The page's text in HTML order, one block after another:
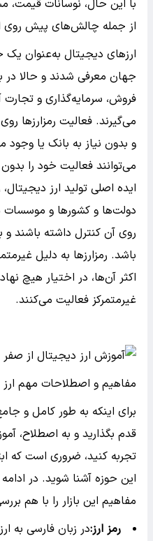
با این حال، نوسانات قیمت،
از جمله چالش‌های پیش روی
ارزهای دیجیتال به‌عنوان یک
جهان معرفی شدند و حالا در
فروش، سرمایه‌گذاری و تجارت
می‌گیرند. فعالیت رمزارزها
و بدون نیاز به بانک یا وجود
می‌توانند فعالیت خود را
ایده اصلی تولید ارز
دولت‌ها و کشورها و موسسات
روی آن کنترل داشته باشند
باشد. رمزارزها به دلیل
اکثر آن‌ها، در اختیار هیچ
غیرمتمرکز فعالیت می‌کنند.
مفاهیم و اصطلاحات مهم ارز
برای اینکه به طور کامل و
قدم بگذارید و به اصطلاح،
تجربه کنید، ضروری است که
این حوزه آشنا شوید. در
مفاهیم این بازار را با هم
رمز ارز:در زبان فارسی به